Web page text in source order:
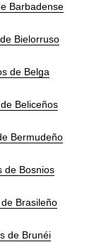
Barbadense
Bielorruso
de Belga
Beliceños
Bermudeño
de Bosnios
Brasileño
de Brunéi